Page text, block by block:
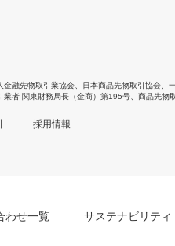
金融先物取引業協会 日本商品先物取引協会
業者 関東財務局長（金商）第195号、商品先物
採用情報
わせ一覧 サステナビリティ